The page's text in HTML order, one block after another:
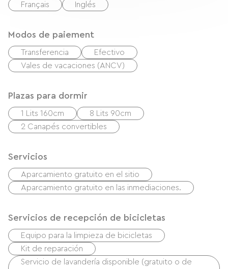
Français Inglés
Modos de paiement
Transferencia
Efectivo
Vales de vacaciones (ANCV)
Plazas para dormir
1 Lits 160cm
8 Lits 90cm
2 Canapés convertibles
Servicios
Aparcamiento gratuito en el sitio
Aparcamiento gratuito en las inmediaciones.
Servicios de recepción de bicicletas
Equipo para la limpieza de bicicletas
Kit de reparación
Servicio de lavandería disponible (gratuito o de